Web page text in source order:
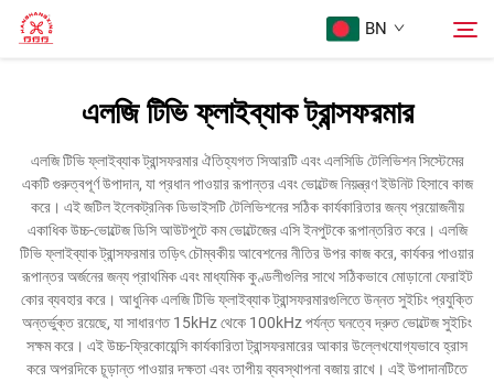
BN
পণ্য
আমাদের সম্পর্কে
মামলা
অনুসন্ধান
এলজি টিভি ফ্লাইব্যাক ট্রান্সফরমার
এলজি টিভি ফ্লাইব্যাক ট্রান্সফরমার ঐতিহ্যগত সিআরটি এবং এলসিডি টেলিভিশন সিস্টেমের
একটি গুরুত্বপূর্ণ উপাদান, যা প্রধান পাওয়ার রূপান্তর এবং ভোল্টেজ নিয়ন্ত্রণ ইউনিট হিসাবে কাজ
করে। এই জটিল ইলেকট্রনিক ডিভাইসটি টেলিভিশনের সঠিক কার্যকারিতার জন্য প্রয়োজনীয়
একাধিক উচ্চ-ভোল্টেজ ডিসি আউটপুটে কম ভোল্টেজের এসি ইনপুটকে রূপান্তরিত করে। এলজি
টিভি ফ্লাইব্যাক ট্রান্সফরমার তড়িৎ চৌম্বকীয় আবেশনের নীতির উপর কাজ করে, কার্যকর পাওয়ার
রূপান্তর অর্জনের জন্য প্রাথমিক এবং মাধ্যমিক কুণ্ডলীগুলির সাথে সঠিকভাবে মোড়ানো ফেরাইট
কোর ব্যবহার করে। আধুনিক এলজি টিভি ফ্লাইব্যাক ট্রান্সফরমারগুলিতে উন্নত সুইচিং প্রযুক্তি
অন্তর্ভুক্ত রয়েছে, যা সাধারণত 15kHz থেকে 100kHz পর্যন্ত ঘনত্বে দ্রুত ভোল্টেজ সুইচিং
সক্ষম করে। এই উচ্চ-ফ্রিকোয়েন্সি কার্যকারিতা ট্রান্সফরমারের আকার উল্লেখযোগ্যভাবে হ্রাস
করে অপরদিকে চূড়ান্ত পাওয়ার দক্ষতা এবং তাপীয় ব্যবস্থাপনা বজায় রাখে। এই উপাদানটিতে